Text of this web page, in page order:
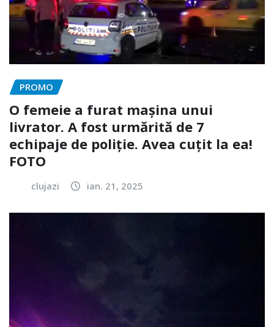
PROMO
O femeie a furat mașina unui
livrator. A fost urmărită de 7
echipaje de poliție. Avea cuțit la ea!
FOTO
clujazi ian. 21, 2025